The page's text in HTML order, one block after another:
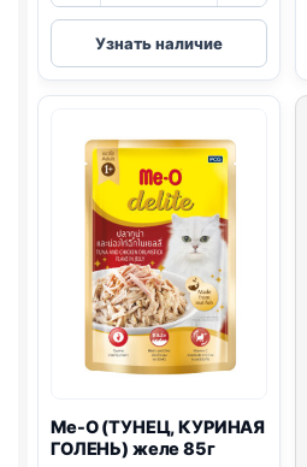
Me-
O
(ГОВЯДИНА)
85г
Узнать наличие
Me-O (ТУНЕЦ, КУРИНАЯ
ГОЛЕНЬ) желе 85г